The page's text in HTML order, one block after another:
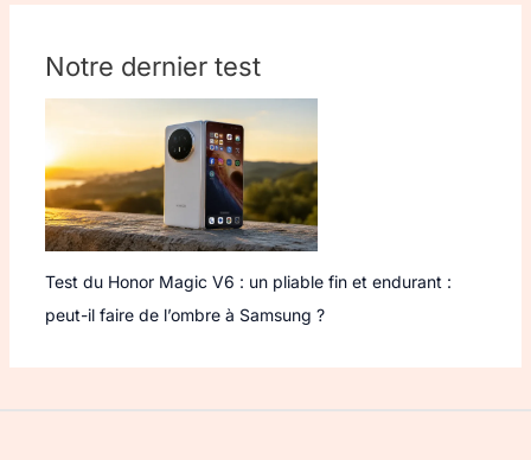
Notre dernier test
Test du Honor Magic V6 : un pliable fin et endurant :
peut-il faire de l’ombre à Samsung ?